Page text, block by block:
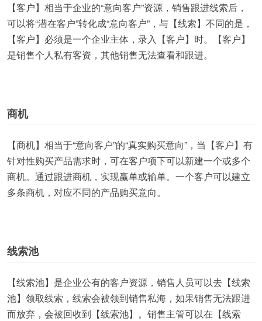
【客户】相当于企业的“意向客户”资源，销售跟进线索后，
可以将“潜在客户”转化成“意向客户”，与【线索】不同的是，
【客户】必须是一个企业主体，录入【客户】时。【客户】
是销售个人私有客资，其他销售无法查看和跟进。
商机
【商机】相当于“意向客户”的“真实购买意向”，当【客户】有
针对性购买产品需求时，可在客户项下可以新建一个或多个
商机。通过跟进商机，实现赢单或输单。一个客户可以建立
多条商机，对应不同的产品购买意向。
线索池
【线索池】是企业公有的客户资源，销售人员可以去【线索
池】领取线索，线索会被领到销售私海，如果销售无法跟进
而放弃，会被回收到【线索池】。销售主管可以在【线索